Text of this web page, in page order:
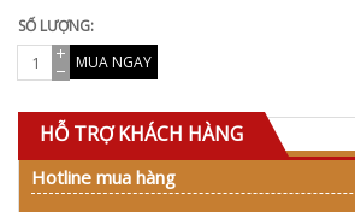
SỐ LƯỢNG:
MUA NGAY
HỖ TRỢ KHÁCH HÀNG
Hotline mua hàng